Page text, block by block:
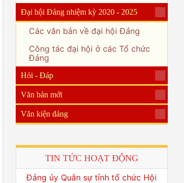
Đại hội Đảng nhiệm kỳ 2020 - 2025
Các văn bản về đại hội Đảng
Công tác đại hội ở các Tổ chức
Đảng
Hỏi - Đáp
Văn bản mới
Văn kiện đảng
TIN TỨC HOẠT ĐỘNG
Đảng ủy Quân sự tỉnh tổ chức Hội